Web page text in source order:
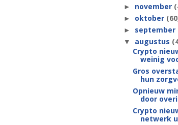
► november
► oktober
► september
▼ augustus
Crypto
weinig
Gros
hun
Opnieuw
door
Crypto
netwerk